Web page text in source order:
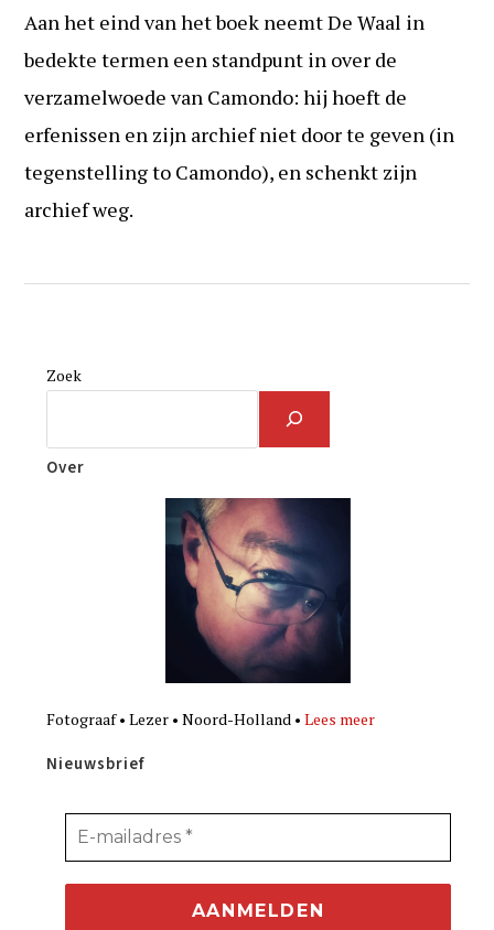
Aan het eind van het boek neemt De Waal in
bedekte termen een standpunt in over de
verzamelwoede van Camondo: hij hoeft de
erfenissen en zijn archief niet door te geven (in
tegenstelling to Camondo), en schenkt zijn
archief weg.
Zoek
Over
Fotograaf • Lezer • Noord-Holland •Lees meer
Nieuwsbrief